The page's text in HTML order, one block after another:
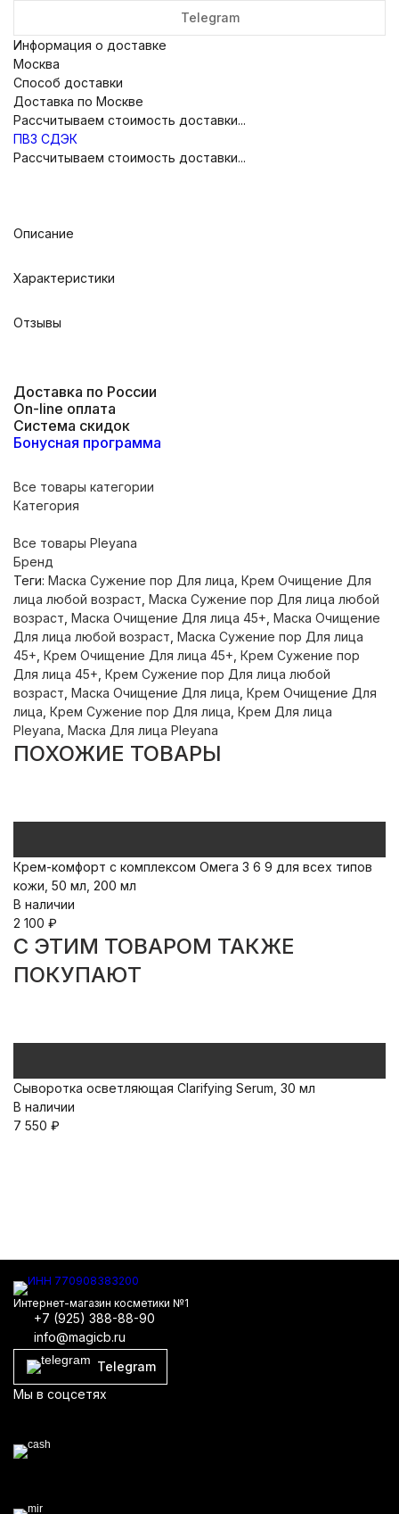
Telegram
Информация о доставке
Москва
Способ доставки
Доставка по Москве
Рассчитываем стоимость доставки...
ПВЗ СДЭК
Рассчитываем стоимость доставки...
Описание
Характеристики
Отзывы
Доставка по России
On-line оплата
Система скидок
Бонусная программа
Все товары категории
Категория
Все товары Pleyana
Бренд
Теги: Маска Сужение пор Для лица Крем Очищение Для
лица любой возраст Маска Сужение пор Для лица любой
возраст Маска Очищение Для лица 45+ Маска Очищение
Для лица любой возраст Маска Сужение пор Для лица
45+ Крем Очищение Для лица 45+ Крем Сужение пор
Для лица 45+ Крем Сужение пор Для лица любой
возраст Маска Очищение Для лица Крем Очищение Для
лица Крем Сужение пор Для лица Крем Для лица
Pleyana Маска Для лица Pleyana
ПОХОЖИЕ ТОВАРЫ
Крем-комфорт с комплексом Омега 3 6 9 для всех типов
кожи, 50 мл, 200 мл
В наличии
2 100 ₽
C ЭТИМ ТОВАРОМ ТАКЖЕ
ПОКУПАЮТ
Сыворотка осветляющая Clarifying Serum, 30 мл
В наличии
7 550 ₽
Интернет-магазин косметики №1
+7 (925) 388-88-90
info@magicb.ru
Telegram
Мы в соцсетях